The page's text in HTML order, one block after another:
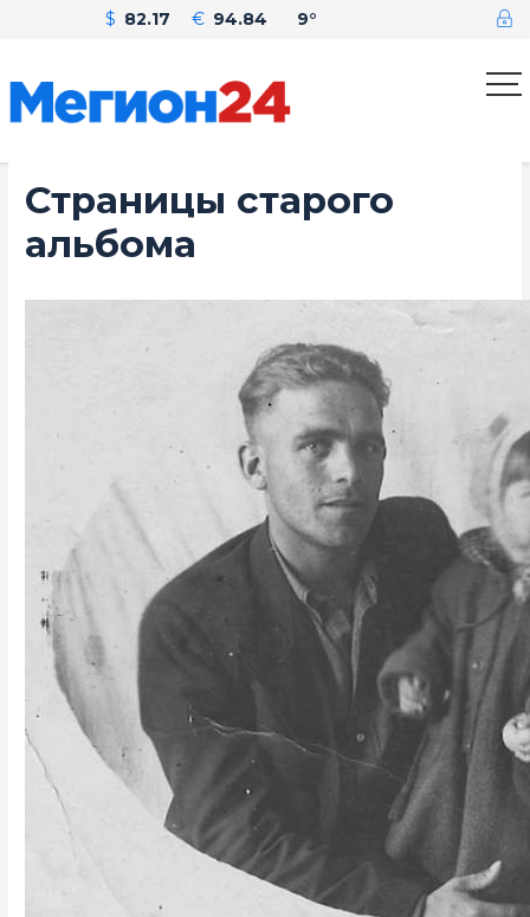
$ 82.17 € 94.84 9°
Страницы старого
альбома